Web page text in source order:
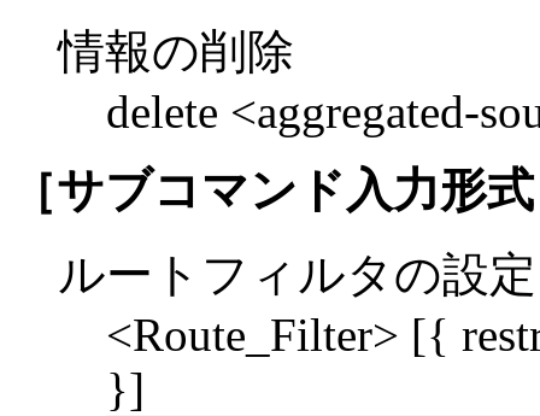
情報の削除
delete <aggregated-
［サブコマンド入力形
ルートフィルタの設
<Route_Filter> [{
}]